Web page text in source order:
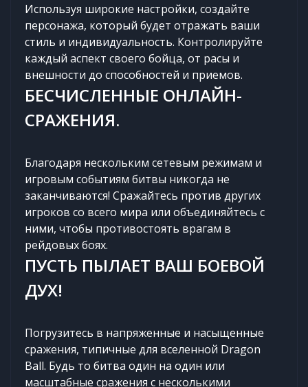
Используя широкие настройки, создайте
персонажа, который будет отражать ваши
стиль и индивидуальность. Контролируйте
каждый аспект своего бойца, от расы и
внешности до способностей и приемов.
БЕСЧИСЛЕННЫЕ ОНЛАЙН-
СРАЖЕНИЯ.
Благодаря нескольким сетевым режимам и
игровым событиям битвы никогда не
заканчиваются! Сражайтесь против других
игроков со всего мира или объединяйтесь с
ними, чтобы противостоять врагам в
рейдовых боях.
ПУСТЬ ПЫЛАЕТ ВАШ БОЕВОЙ
ДУХ!
Погрузитесь в напряженные и насыщенные
сражения, типичные для вселенной Dragon
Ball. Будь то битва один на один или
масштабные сражения с несколькими